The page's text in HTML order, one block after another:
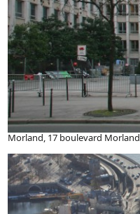
Morland, 17 boulevard Morland